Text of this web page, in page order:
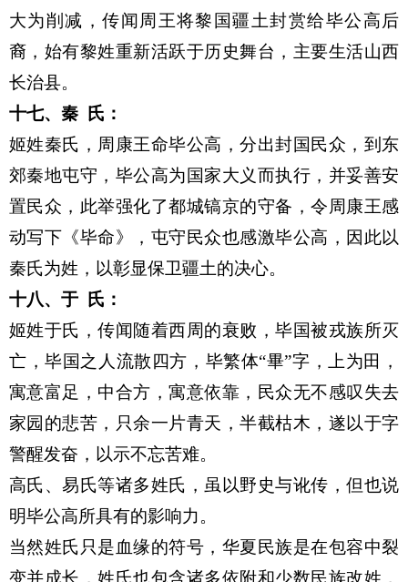
大为削减，传闻周王将黎国疆土封赏给毕公高后
裔，始有黎姓重新活跃于历史舞台，主要生活山西
长治县。
十七、 秦 氏：
姬姓秦氏，周康王命毕公高，分出封国民众，到东
郊秦地屯守，毕公高为国家大义而执行，并妥善安
置民众，此举强化了都城镐京的守备，令周康王感
动写下《毕命》，屯守民众也感激毕公高，因此以
秦氏为姓，以彰显保卫疆土的决心。
十八、 于 氏：
姬姓于氏，传闻随着西周的衰败，毕国被戎族所灭
亡，毕国之人流散四方， 毕繁体“畢”字，上为田，
寓意富足，中合方，寓意依靠，民众无不感叹失去
家园的悲苦，只余一片青天，半截枯木，遂以于字
警醒发奋，以示不忘苦难。
高氏、易氏等诸多姓氏，虽以野史与讹传，但也说
明毕公高所具有的影响力。
当然姓氏只是血缘的符号，华夏民族是在包容中裂
变并成长，姓氏也包含诸多依附和少数民族改姓，